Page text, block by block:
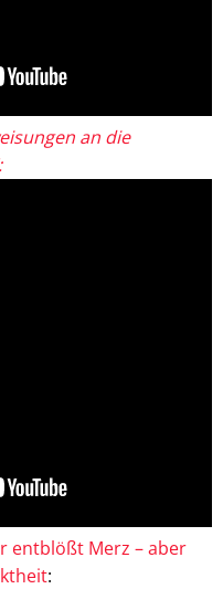
an die
entblößt Merz – aber
: